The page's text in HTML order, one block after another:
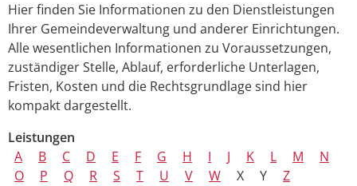
Hier finden Sie Informationen zu den Dienstleistungen
Ihrer Gemeindeverwaltung und anderer Einrichtungen.
Alle wesentlichen Informationen zu Voraussetzungen,
zuständiger Stelle, Ablauf, erforderliche Unterlagen,
Fristen, Kosten und die Rechtsgrundlage sind hier
kompakt dargestellt.
Leistungen
A
B C D E F G H I J K L M
N
O
P Q R S T U V W X Y Z